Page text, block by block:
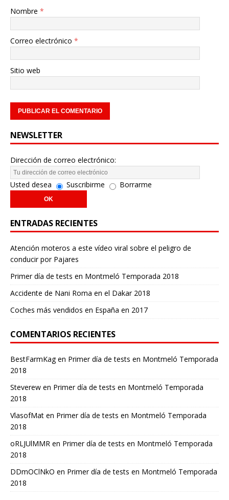
Nombre *
Correo electrónico *
Sitio web
NEWSLETTER
Dirección de correo electrónico:
Usted desea Suscribirme Borrarme
ENTRADAS RECIENTES
Atención moteros a este vídeo viral sobre el peligro de
conducir por Pajares
Primer día de tests en Montmeló Temporada 2018
Accidente de Nani Roma en el Dakar 2018
Coches más vendidos en España en 2017
COMENTARIOS RECIENTES
BestFarmKagen Primer día de tests en Montmeló Temporada
2018
Steverew en Primer día de tests en Montmeló Temporada
2018
VlasofMat en Primer día de tests en Montmeló Temporada
2018
oRLJUlMMR en Primer día de tests en Montmeló Temporada
2018
DDmOClNkO en Primer día de tests en Montmeló Temporada
2018